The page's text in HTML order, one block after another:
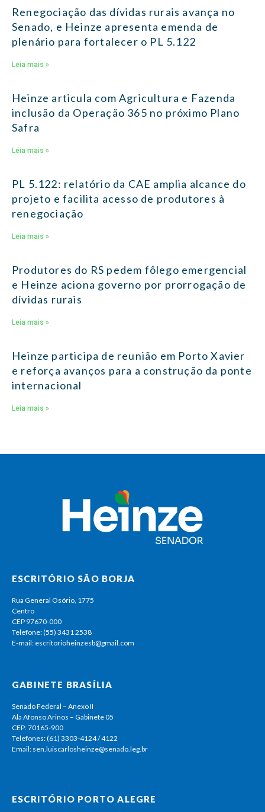
Renegociação das dívidas rurais avança no
Senado, e Heinze apresenta emenda de
plenário para fortalecer o PL 5.122
Leia mais »
Heinze articula com Agricultura e Fazenda
inclusão da Operação 365 no próximo Plano
Safra
Leia mais »
PL 5.122: relatório da CAE amplia alcance do
projeto e facilita acesso de produtores à
renegociação
Leia mais »
Produtores do RS pedem fôlego emergencial
e Heinze aciona governo por prorrogação de
dívidas rurais
Leia mais »
Heinze participa de reunião em Porto Xavier
e reforça avanços para a construção da ponte
internacional
Leia mais »
ESCRITÓRIO SÃO BORJA
Rua General Osório, 1775
Centro
CEP 97670-000
Telefone: (55) 3431 2538
E-mail: escritorioheinzesb@gmail.com
GABINETE BRASÍLIA
Senado Federal – Anexo II
Ala Afonso Arinos – Gabinete 05
CEP: 70165-900
Telefones: (61) 3303-4124 / 4122
Email: sen.luiscarlosheinze@senado.leg.br
ESCRITÓRIO PORTO ALEGRE